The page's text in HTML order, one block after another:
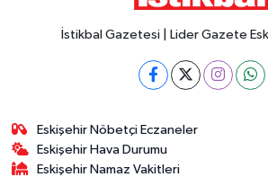
İstikbal Gazetesi | Lider Gazete
Eskişehir Nöbetçi Eczaneler
Eskişehir Hava Durumu
Eskişehir Namaz Vakitleri